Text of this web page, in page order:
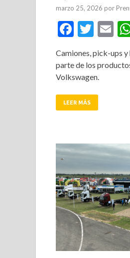
marzo 25, 2026 por
Camiones, pick-ups
parte de los
Volkswagen.
LEER MÁS